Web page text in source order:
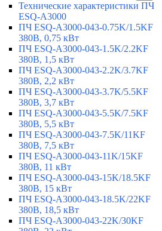
Технические характеристики ПЧ
ESQ-A3000
ПЧ ESQ-A3000-043-0.75K/1.5KF
380В, 0,75 кВт
ПЧ ESQ-A3000-043-1.5K/2.2KF
380В, 1,5 кВт
ПЧ ESQ-A3000-043-2.2K/3.7KF
380В, 2,2 кВт
ПЧ ESQ-A3000-043-3.7K/5.5KF
380В, 3,7 кВт
ПЧ ESQ-A3000-043-5.5K/7.5KF
380В, 5,5 кВт
ПЧ ESQ-A3000-043-7.5K/11KF
380В, 7,5 кВт
ПЧ ESQ-A3000-043-11K/15KF
380В, 11 кВт
ПЧ ESQ-A3000-043-15K/18.5KF
380В, 15 кВт
ПЧ ESQ-A3000-043-18.5K/22KF
380В, 18,5 кВт
ПЧ ESQ-A3000-043-22K/30KF